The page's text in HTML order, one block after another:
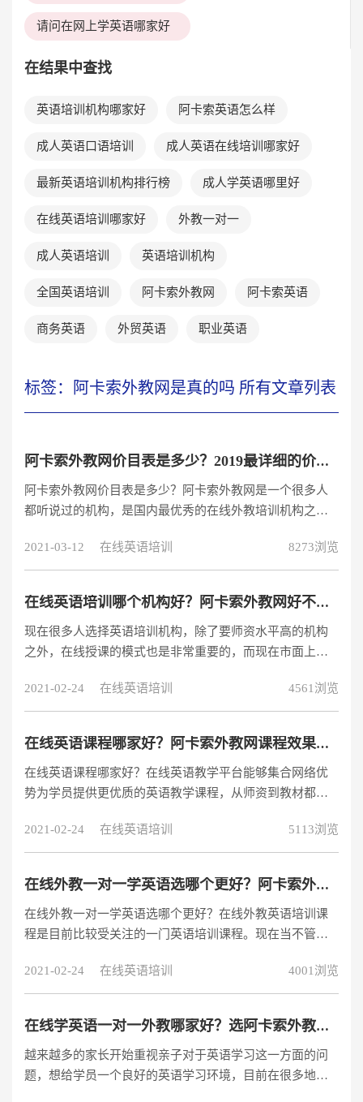
请问在网上学英语哪家好
在结果中查找
英语培训机构哪家好 阿卡索英语怎么样
成人英语口语培训 成人英语在线培训哪家好
最新英语培训机构排行榜 成人学英语哪里好
在线英语培训哪家好 外教一对一
成人英语培训 英语培训机构
全国英语培训 阿卡索外教网 阿卡索英语
商务英语 外贸英语 职业英语
标签：阿卡索外教网是真的吗 所有文章列表
阿卡索外教网价目表是多少？2019最详细的价格分享给大家！
阿卡索外教网价目表是多少？阿卡索外教网是一个很多人
都听说过的机构，是国内最优秀的在线外教培训机构之
外，最重要的是它的价格非常低。相信了解的人都清楚阿
卡索每节课的收费是非常低的，那么具体阿卡索外教网价
不过大多数都是一部分的收费，那么我就把阿卡索比较全
的收费价目表分享给各位，具体如下：1、国际月套餐：6
个月4099元—180节课—每节单价22
2021-03-12 在线英语培训 8273浏览
在线英语培训哪个机构好？阿卡索外教网好不好？
现在很多人选择英语培训机构，除了要师资水平高的机构
之外，在线授课的模式也是非常重要的，而现在市面上在
构好呢？
2021-02-24 在线英语培训 4561浏览
在线英语课程哪家好？阿卡索外教网课程效果如何？
在线英语课程哪家好？在线英语教学平台能够集合网络优
势为学员提供更优质的英语教学课程，从师资到教材都是
内英语教学重点设计教学内容。其中，阿卡索外教网的在
线英语课程似乎更受家长和国内亲子的喜爱。那么究竟效
程的情况。在线英语学习机构是否能称得上“优秀”，关键
要看其是否具备着英语教学的几大硬实力，即师资、模
式、教材、体系。因此，我们要判断在线英语
2021-02-24 在线英语培训 5113浏览
在线外教一对一学英语选哪个更好？阿卡索外教网好吗？
在线外教一对一学英语选哪个更好？在线外教英语培训课
程是目前比较受关注的一门英语培训课程。现在当不管是
课程，很多人都会优先考虑到时间问题，实体课程需要学
员到达制定的教学场地上课，在时间按和空间上都受到限
好地解决了这些问题。关于在线外教一对一学英语选哪个
好？目前很多人都会先去试听一节课程，在来判断，那么
在试听课程时我们又要注意哪些问题呢？首先
2021-02-24 在线英语培训 4001浏览
在线学英语一对一外教哪家好？选阿卡索外教网好吗？
越来越多的家长开始重视亲子对于英语学习这一方面的问
题，想给学员一个良好的英语学习环境，目前在很多地区